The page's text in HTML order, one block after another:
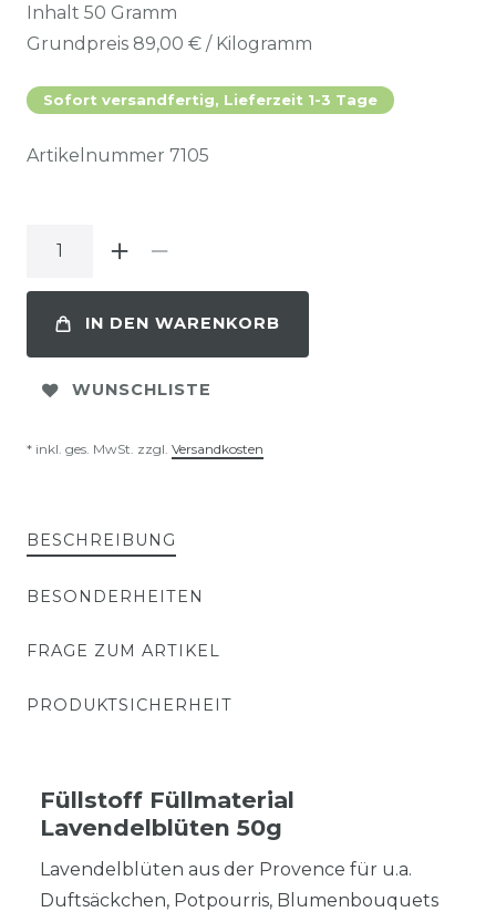
Inhalt 50 Gramm
Grundpreis 89,00 € / Kilogramm
Sofort versandfertig, Lieferzeit 1-3 Tage
Artikelnummer 7105
IN DEN WARENKORB
WUNSCHLISTE
* inkl. ges. MwSt. zzgl. Versandkosten
BESCHREIBUNG
BESONDERHEITEN
FRAGE ZUM ARTIKEL
PRODUKTSICHERHEIT
Füllstoff Füllmaterial
Lavendelblüten 50g
Lavendelblüten aus der Provence für u.a.
Duftsäckchen, Potpourris, Blumenbouquets